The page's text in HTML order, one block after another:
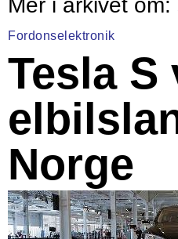
Fordonselektronik
Tesla S
Norge